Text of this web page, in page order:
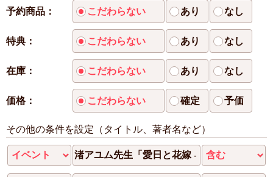
予約商品： こだわらない あり なし
特典： こだわらない あり なし
在庫： こだわらない あり なし
価格： こだわらない 確定 予価
その他の条件を設定（タイトル、著者名など）